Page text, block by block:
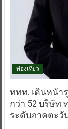
ท่องเที่ยว
ททท. เดินหน้ารุ
กว่า 52 บริษัท
ระดับภาคตะ